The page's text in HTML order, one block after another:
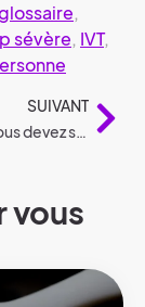
,
sévère, IVT,
SUIVANT
Tout ce que vous devez savoir sur les architectes
vous